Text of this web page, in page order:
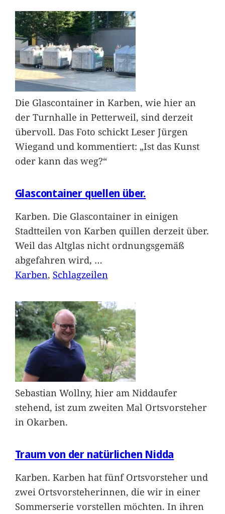
Die Glascontainer in Karben, wie hier an
der Turnhalle in Petterweil, sind derzeit
übervoll. Das Foto schickt Leser Jürgen
Wiegand und kommentiert: „Ist das Kunst
oder kann das weg?“
Glascontainer quellen über.
Karben. Die Glascontainer in einigen
Stadtteilen von Karben quillen derzeit über.
Weil das Altglas nicht ordnungsgemäß
abgefahren wird, …
Karben, Schlagzeilen
Sebastian Wollny, hier am Niddaufer
stehend, ist zum zweiten Mal Ortsvorsteher
in Okarben.
Traum von der natürlichen Nidda
Karben. Karben hat fünf Ortsvorsteher und
zwei Ortsvorsteherinnen, die wir in einer
Sommerserie vorstellen möchten. In ihren